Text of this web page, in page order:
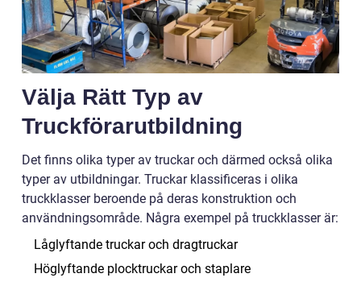
Välja Rätt Typ av
Truckförarutbildning
Det finns olika typer av truckar och därmed också olika
typer av utbildningar. Truckar klassificeras i olika
truckklasser beroende på deras konstruktion och
användningsområde. Några exempel på truckklasser är:
Låglyftande truckar och dragtruckar
Höglyftande plocktruckar och staplare